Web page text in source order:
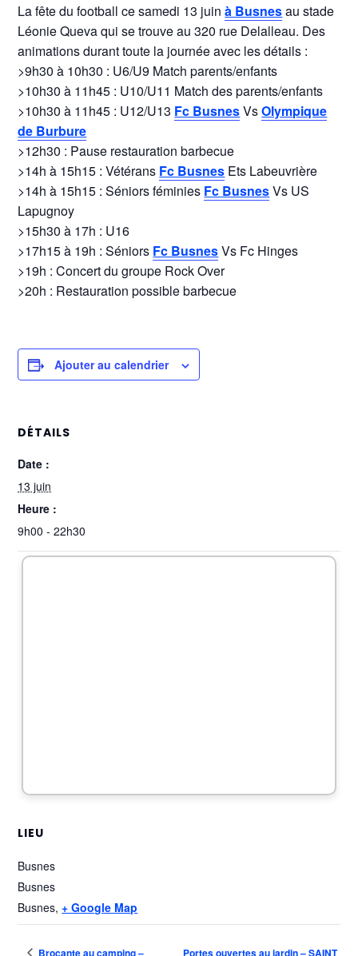
La fête du football ce samedi 13 juinà Busnesau stade
Léonie Queva qui se trouve au 320 rue Delalleau. Des
animations durant toute la journée avec les détails :
>9h30 à 10h30 : U6/U9 Match parents/enfants
>10h30 à 11h45 : U10/U11 Match des parents/enfants
>10h30 à 11h45 : U12/U13 Fc BusnesVsOlympique
de Burbure
>12h30 : Pause restauration barbecue
>14h à 15h15 : Vétérans Fc Busnes Ets Labeuvrière
>14h à 15h15 : Séniors féminies Fc BusnesVs US
Lapugnoy
>15h30 à 17h : U16
>17h15 à 19h : Séniors Fc BusnesVs Fc Hinges
>19h : Concert du groupe Rock Over
>20h : Restauration possible barbecue
Ajouter au calendrier
DÉTAILS
Date :
13 juin
Heure :
9h00 - 22h30
LIEU
Busnes
Busnes
Busnes, + Google Map
Brocante au camping –
Portes ouvertes au jardin – SAINT